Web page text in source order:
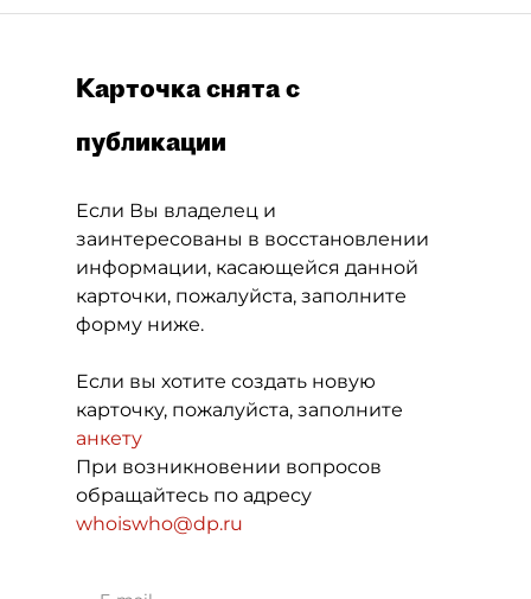
Карточка снята с
публикации
Если Вы владелец и
заинтересованы в восстановлении
информации, касающейся данной
карточки, пожалуйста, заполните
форму ниже.
Если вы хотите создать новую
карточку, пожалуйста, заполните
анкету
При возникновении вопросов
обращайтесь по адресу
whoiswho@dp.ru